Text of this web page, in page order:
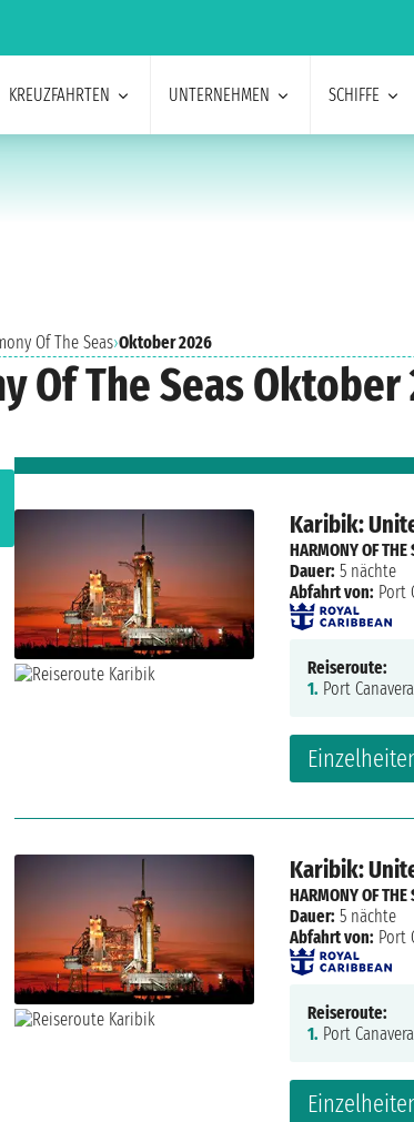
KREUZFAHRTEN UNTERNEHMEN SCHIFFE
Of The Seas›Oktober 2026
Of The Seas Oktober
Karibik:
HARMONY OF THE
Dauer: 5 nächte
Abfahrt von: Port
Reiseroute:
1. Port
Karibik:
HARMONY OF THE
Dauer: 5 nächte
Abfahrt von: Port
Reiseroute:
1. Port